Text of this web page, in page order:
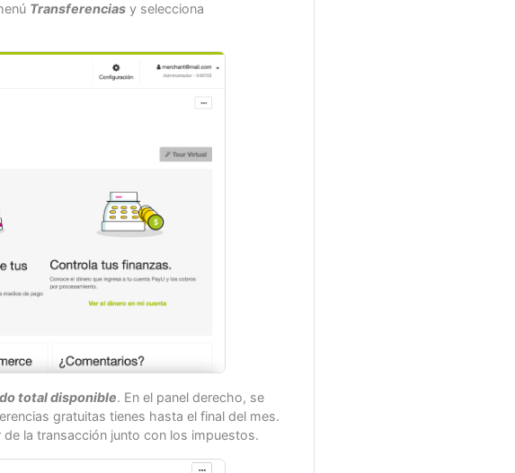
Transferencias y selecciona
total disponible. En el panel derecho, se
gratuitas tienes hasta el final del mes.
la transacción junto con los impuestos.